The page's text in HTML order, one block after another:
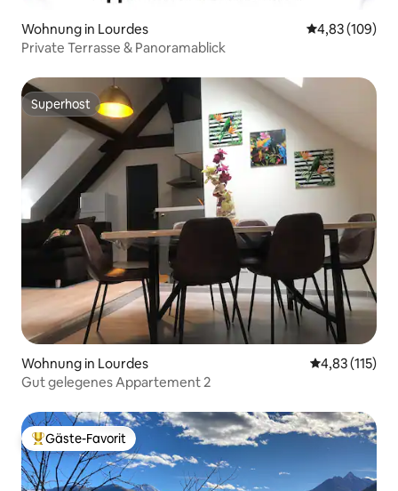
Wohnung in Lourdes
4,83 (109)
Private Terrasse & Panoramablick
Superhost
Superhost
Wohnung in Lourdes
4,83 (115)
Gut gelegenes Appartement 2
Beliebter Gäste-Favorit.
Gäste-Favorit